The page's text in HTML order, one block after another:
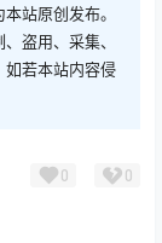
站原创发布。
盗用、采集、
如若本站内容侵
0 0